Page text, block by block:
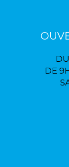
DE